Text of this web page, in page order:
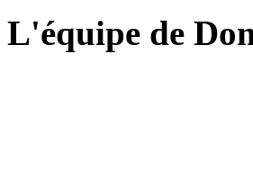
L'équipe de